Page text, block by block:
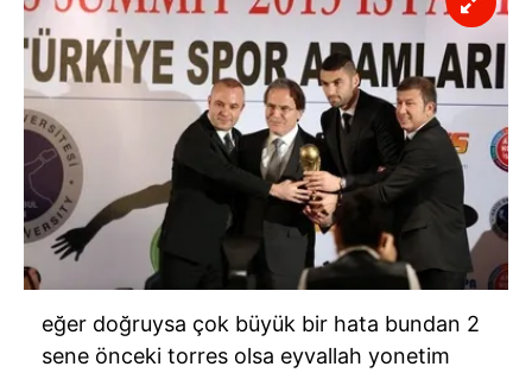
eğer doğruysa çok büyük bir hata bundan 2
sene önceki torres olsa eyvallah yonetim